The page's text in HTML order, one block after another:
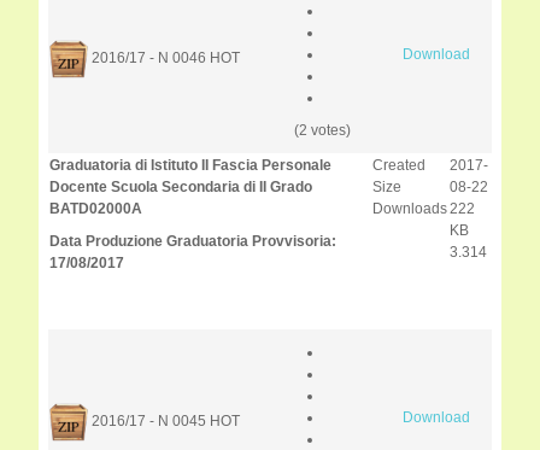
2016/17 - N 0046 HOT
(2 votes)
Download
Graduatoria di Istituto II Fascia Personale
Docente Scuola Secondaria di II Grado
BATD02000A
Data Produzione Graduatoria Provvisoria:
17/08/2017
Created
Size
Downloads
2017-
08-22
222
KB
3.314
2016/17 - N 0045 HOT Download